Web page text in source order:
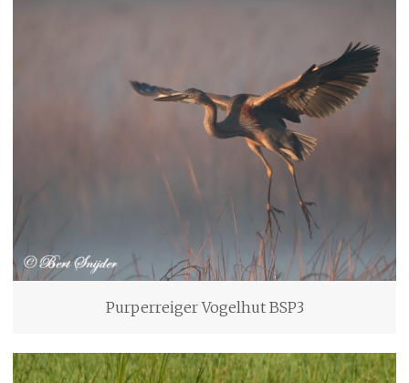
Purperreiger Vogelhut BSP3